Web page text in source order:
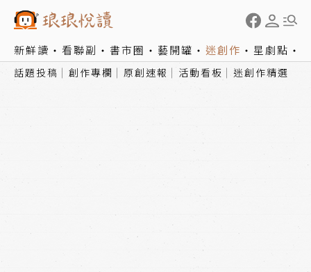
新鮮讀 看聯副 書市圈 藝開罐 迷創作 星劇點
話題投稿 創作專欄 原創速報 活動看板 迷創作精選